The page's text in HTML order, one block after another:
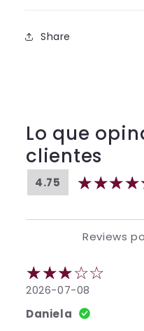
Share
Lo que
clientes
4.75
Reviews
2026-07-08
Daniela